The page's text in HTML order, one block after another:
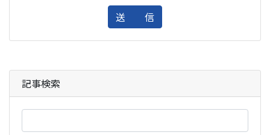
送 信
記事検索